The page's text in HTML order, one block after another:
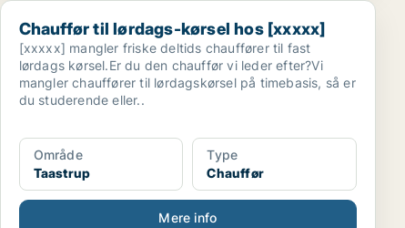
Chauffør til lørdags-kørsel hos [xxxxx]
Chauffør til lørdags-kørsel hos [xxxxx]
[xxxxx] mangler friske deltids chauffører til fast
lørdags kørsel.Er du den chauffør vi leder efter?Vi
mangler chauffører til lørdagskørsel på timebasis, så er
du studerende eller..
Område
Taastrup
Type
Chauffør
Mere info